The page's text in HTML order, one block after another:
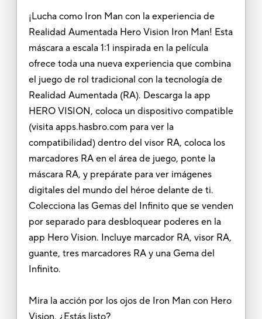
¡Lucha como Iron Man con la experiencia de
Realidad Aumentada Hero Vision Iron Man! Esta
máscara a escala 1:1 inspirada en la película
ofrece toda una nueva experiencia que combina
el juego de rol tradicional con la tecnología de
Realidad Aumentada (RA). Descarga la app
HERO VISION, coloca un dispositivo compatible
(visita apps.hasbro.com para ver la
compatibilidad) dentro del visor RA, coloca los
marcadores RA en el área de juego, ponte la
máscara RA, y prepárate para ver imágenes
digitales del mundo del héroe delante de ti.
Colecciona las Gemas del Infinito que se venden
por separado para desbloquear poderes en la
app Hero Vision. Incluye marcador RA, visor RA,
guante, tres marcadores RA y una Gema del
Infinito.
Mira la acción por los ojos de Iron Man con Hero
Vision. ¿Estás listo?